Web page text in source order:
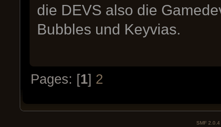
die DEVS also die
Bubbles und Keyvias.
Pages: [1] 2
SMF 2.0.4